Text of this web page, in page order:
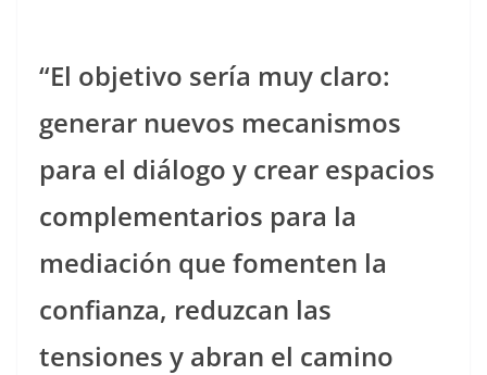
“El objetivo sería muy claro:
generar nuevos mecanismos
para el diálogo y crear espacios
complementarios para la
mediación que fomenten la
confianza, reduzcan las
tensiones y abran el camino